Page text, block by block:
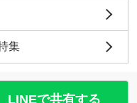
集
LINEで共有する